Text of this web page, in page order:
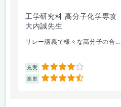
工学研究科 高分子化学専攻
大内誠先生
リレー講義で様々な高分子の合...
充実 4
楽単 4.5